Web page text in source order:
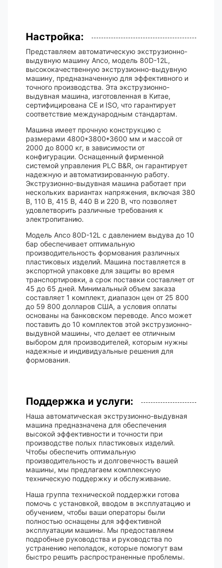
Настройка:
Представляем автоматическую экструзионно-
выдувную машину Anco, модель 80D-12L,
высококачественную экструзионно-выдувную
машину, предназначенную для эффективного и
точного производства. Эта экструзионно-
выдувная машина, изготовленная в Китае,
сертифицирована CE и ISO, что гарантирует
соответствие международным стандартам.
Машина имеет прочную конструкцию с
размерами 4800*3800*3600 мм и массой от
2000 до 8000 кг, в зависимости от
конфигурации. Оснащенный фирменной
системой управления PLC B&R, он гарантирует
надежную и автоматизированную работу.
Экструзионно-выдувная машина работает при
нескольких вариантах напряжения, включая 380
В, 110 В, 415 В, 440 В и 220 В, что позволяет
удовлетворить различные требования к
электропитанию.
Модель Anco 80D-12L с давлением выдува до 10
бар обеспечивает оптимальную
производительность формования различных
пластиковых изделий. Машина поставляется в
экспортной упаковке для защиты во время
транспортировки, а срок поставки составляет от
45 до 65 дней. Минимальный объем заказа
составляет 1 комплект, диапазон цен от 25 800
до 59 800 долларов США, а условия оплаты
основаны на банковском переводе. Anco может
поставить до 10 комплектов этой экструзионно-
выдувной машины, что делает ее отличным
выбором для производителей, которым нужны
надежные и индивидуальные решения для
формования.
Поддержка и услуги:
Наша автоматическая экструзионно-выдувная
машина предназначена для обеспечения
высокой эффективности и точности при
производстве полых пластиковых изделий.
Чтобы обеспечить оптимальную
производительность и долговечность вашей
машины, мы предлагаем комплексную
техническую поддержку и обслуживание.
Наша группа технической поддержки готова
помочь с установкой, вводом в эксплуатацию и
обучением, чтобы ваши операторы были
полностью оснащены для эффективной
эксплуатации машины. Мы предоставляем
подробные руководства и руководства по
устранению неполадок, которые помогут вам
быстро решить распространенные проблемы.